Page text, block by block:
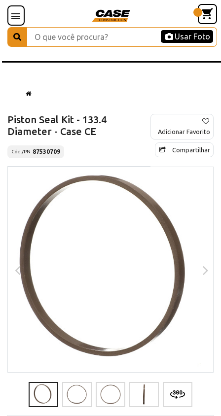
Usar Foto
Piston Seal Kit - 133.4
Diameter - Case CE
Cód./PN 87530709
Adicionar Favorito
Compartilhar